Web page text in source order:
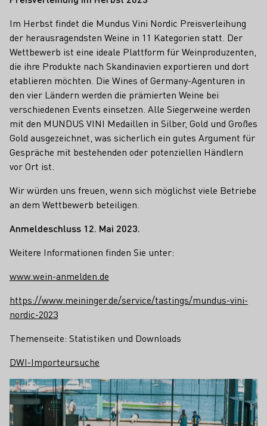
Im Herbst findet die Mundus Vini Nordic Preisverleihung
der herausragendsten Weine in 11 Kategorien statt. Der
Wettbewerb ist eine ideale Plattform für Weinproduzenten,
die ihre Produkte nach Skandinavien exportieren und dort
etablieren möchten. Die Wines of Germany-Agenturen in
den vier Ländern werden die prämierten Weine bei
verschiedenen Events einsetzen. Alle Siegerweine werden
mit den MUNDUS VINI Medaillen in Silber, Gold und Großes
Gold ausgezeichnet, was sicherlich ein gutes Argument für
Gespräche mit bestehenden oder potenziellen Händlern
vor Ort ist.
Wir würden uns freuen, wenn sich möglichst viele Betriebe
an dem Wettbewerb beteiligen.
Anmeldeschluss 12. Mai 2023.
Weitere Informationen finden Sie unter:
www.wein-anmelden.de
https://www.meininger.de/service/tastings/mundus-vini-
nordic-2023
Themenseite: Statistiken und Downloads
DWI-Importeursuche